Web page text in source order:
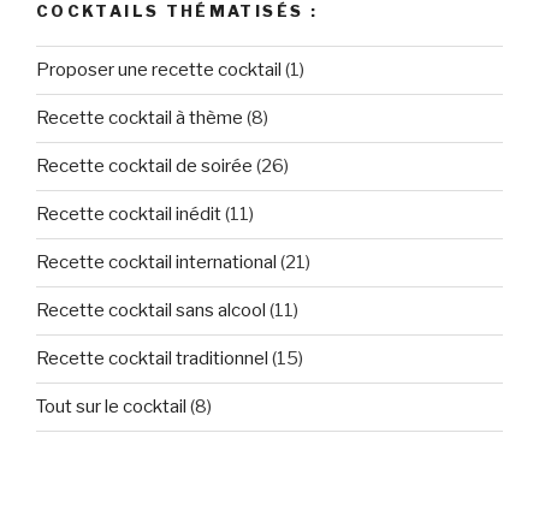
COCKTAILS THÉMATISÉS :
Proposer une recette cocktail (1)
Recette cocktail à thème (8)
Recette cocktail de soirée (26)
Recette cocktail inédit(11)
Recette cocktail international (21)
Recette cocktail sans alcool (11)
Recette cocktail traditionnel (15)
Tout sur le cocktail (8)